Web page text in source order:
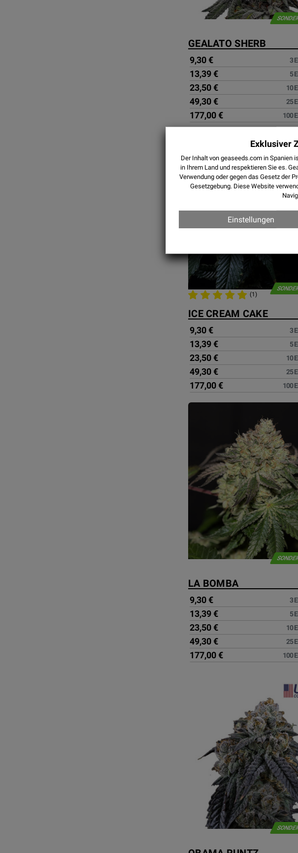
GEALATO SHERB
9,30 € 3
13,39 € 5
23,50 € 10
49,30 € 25
177,00 € 100
(1)
ICE CREAM CAKE
9,30 € 3
13,39 € 5
23,50 € 10
49,30 € 25
177,00 € 100
LA BOMBA
9,30 € 3
13,39 € 5
23,50 € 10
49,30 € 25
177,00 € 100
Exklusiver
Der Inhalt von geaseeds.com in Spanien
in Ihrem Land und respektieren Sie es.
Verwendung oder gegen das Gesetz der
Gesetzgebung. Diese Website
Einstellungen